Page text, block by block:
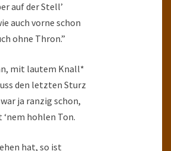
auf der Stell’
auch vorne schon
ohne Thron.”
mit lautem Knall*
den letzten Sturz
ja ranzig schon,
‘nem hohlen Ton.
hat, so ist